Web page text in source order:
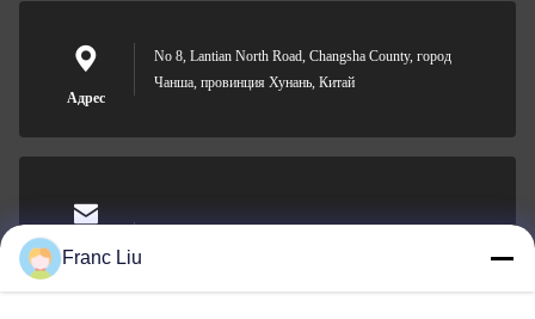
Адрес
No 8, Lantian North Road, Changsha County, город
Чанша, провинция Хунань, Китай
Электронная
Franc Liu